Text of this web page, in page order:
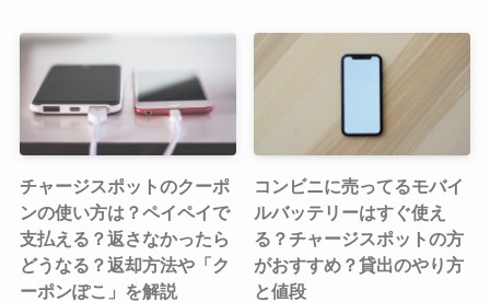
チャージスポットのクーポ
ンの使い方は？ペイペイで
支払える？返さなかったら
どうなる？返却方法や「ク
ーポンぽこ」を解説
コンビニに売ってるモバイ
ルバッテリーはすぐ使え
る？チャージスポットの方
がおすすめ？貸出のやり方
と値段